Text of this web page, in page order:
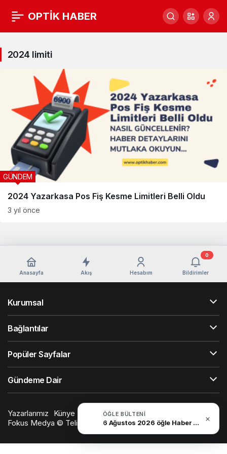
OPTİK HABER
2024
limiti
Haberleri
2024 limiti
2024 Yazarkasa Pos Fiş Kesme Limitleri Belli Oldu
GÜNDEM
3 yıl önce
ÖĞLE BÜLTENI
6 Ağustos 2026 öğle Haber Bülteni
Anasayfa Akış Hesabım Bildirimler
0
Kurumsal
Bağlantılar
Popüler Sayfalar
Gündeme Dair
Yazarlarımız Künye Hesabım Gizlilik politikası
Fokus Medya © Telif Hakkı 2026, Tüm Hakları Saklıdır